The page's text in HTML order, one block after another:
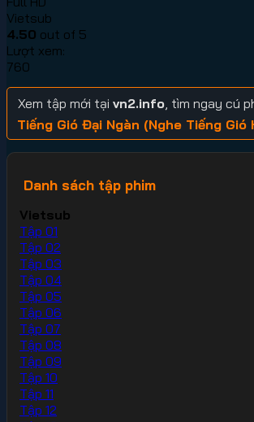
Vietsub
4.50 out of 5
Lượt xem:
760
Xem tập mới tại vn2.info , tìm ngay cú
Tiếng Gió Đại Ngàn (Nghe Tiếng Gió
Danh sách tập phim
Vietsub
Tập 01
Tập 02
Tập 03
Tập 04
Tập 05
Tập 06
Tập 07
Tập 08
Tập 09
Tập 10
Tập 11
Tập 12